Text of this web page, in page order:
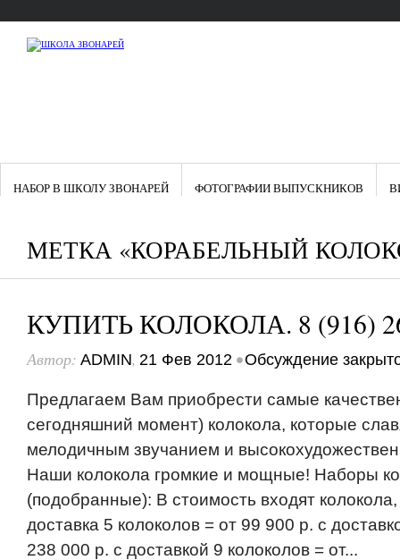
НАБОР В ШКОЛУ ЗВОНАРЕЙ ФОТОГРАФИИ ВЫПУСКНИКОВ
МЕТКА «КОРАБЕЛЬНЫЙ
КУПИТЬ КОЛОКОЛА. 8 (916)
Автор: ADMIN, 21 Фев 2012 •Обсуждение
Предлагаем Вам приобрести самые
сегодняшний момент) колокола, которые
мелодичным звучанием и
Наши колокола громкие и мощные! Наборы
(подобранные): В стоимость входят
доставка 5 колоколов = от 99 900 р. с
238 000 р. с доставкой 9 колоколов = от...